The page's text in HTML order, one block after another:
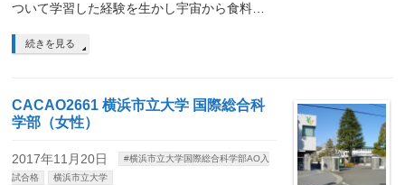
ついて学習した経験を生かし宇宙から食料…
続きを見る
CACAO2661 横浜市立大学 国際総合科
学部（女性）
2017年11月20日
#横浜市立大学国際総合科学部AO入
試合格
横浜市立大学